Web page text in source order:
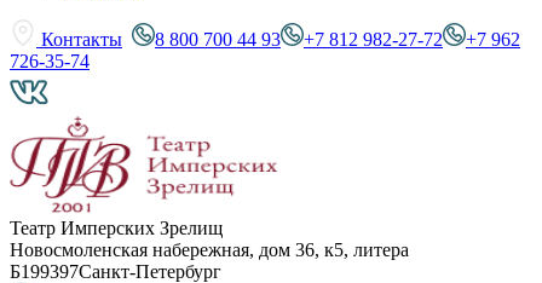
Контакты 8 800 700 44 93 +7 812 982-27-72
+7 962
726-35-74
Театр Имперских Зрелищ
Новосмоленская набережная, дом 36, к5, литера
Б199397Санкт-Петербург